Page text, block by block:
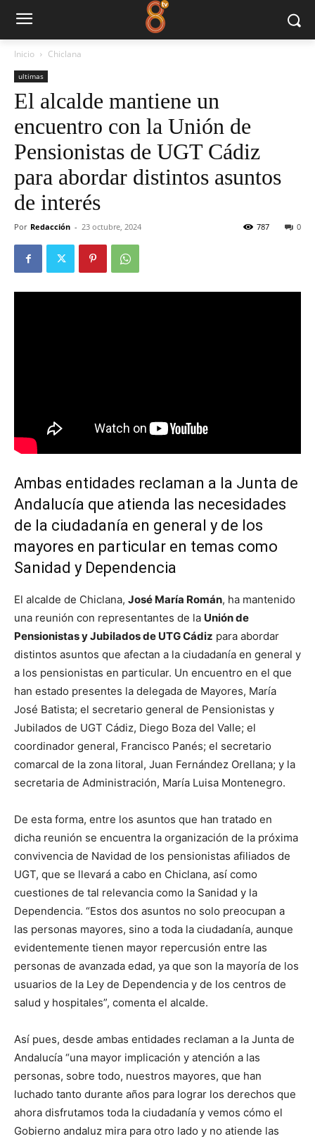
Inicio Chiclana
ultimas
El alcalde mantiene un
encuentro con la Unión de
Pensionistas de UGT Cádiz
para abordar distintos asuntos
de interés
Por Redacción - 23 octubre, 2024 0
787
Ambas entidades reclaman a la Junta de
Andalucía que atienda las necesidades
de la ciudadanía en general y de los
mayores en particular en temas como
Sanidad y Dependencia
El alcalde de Chiclana, José María Román, ha mantenido
una reunión con representantes de la Unión de
Pensionistas y Jubilados de UTG Cádiz para abordar
distintos asuntos que afectan a la ciudadanía en general y
a los pensionistas en particular. Un encuentro en el que
han estado presentes la delegada de Mayores, María
José Batista; el secretario general de Pensionistas y
Jubilados de UGT Cádiz, Diego Boza del Valle; el
coordinador general, Francisco Panés; el secretario
comarcal de la zona litoral, Juan Fernández Orellana; y la
secretaria de Administración, María Luisa Montenegro.
De esta forma, entre los asuntos que han tratado en
dicha reunión se encuentra la organización de la próxima
convivencia de Navidad de los pensionistas afiliados de
UGT, que se llevará a cabo en Chiclana, así como
cuestiones de tal relevancia como la Sanidad y la
Dependencia. “Estos dos asuntos no solo preocupan a
las personas mayores, sino a toda la ciudadanía, aunque
evidentemente tienen mayor repercusión entre las
personas de avanzada edad, ya que son la mayoría de los
usuarios de la Ley de Dependencia y de los centros de
salud y hospitales”, comenta el alcalde.
Así pues, desde ambas entidades reclaman a la Junta de
Andalucía “una mayor implicación y atención a las
personas, sobre todo, nuestros mayores, que han
luchado tanto durante años para lograr los derechos que
ahora disfrutamos toda la ciudadanía y vemos cómo el
Gobierno andaluz mira para otro lado y no atiende las